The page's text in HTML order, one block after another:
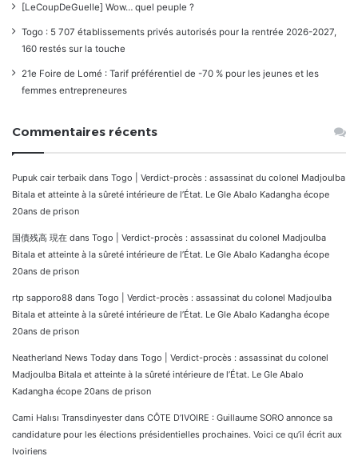
[LeCoupDeGuelle] Wow… quel peuple ?
Togo : 5 707 établissements privés autorisés pour la rentrée 2026-2027,
160 restés sur la touche
21e Foire de Lomé : Tarif préférentiel de -70 % pour les jeunes et les
femmes entrepreneures
Commentaires récents
Pupuk cair terbaik dans Togo | Verdict-procès : assassinat du colonel Madjoulba
Bitala et atteinte à la sûreté intérieure de l’État. Le Gle Abalo Kadangha écope
20ans de prison
国債残高 現在 dans Togo | Verdict-procès : assassinat du colonel Madjoulba
Bitala et atteinte à la sûreté intérieure de l’État. Le Gle Abalo Kadangha écope
20ans de prison
rtp sapporo88 dans Togo | Verdict-procès : assassinat du colonel Madjoulba
Bitala et atteinte à la sûreté intérieure de l’État. Le Gle Abalo Kadangha écope
20ans de prison
Neatherland News Today dans Togo | Verdict-procès : assassinat du colonel
Madjoulba Bitala et atteinte à la sûreté intérieure de l’État. Le Gle Abalo
Kadangha écope 20ans de prison
Cami Halısı Transdinyester dans CÔTE D’IVOIRE : Guillaume SORO annonce sa
candidature pour les élections présidentielles prochaines. Voici ce qu’il écrit aux
Ivoiriens